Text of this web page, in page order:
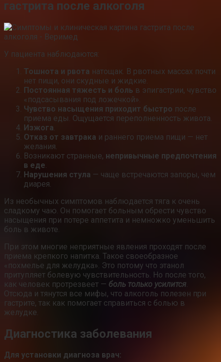
гастрита после алкоголя
У пациента наблюдаются:
Тошнота и рвота натощак. В рвотных массах почти
нет пищи, они скудные и жидкие.
Постоянная тяжесть и боль в эпигастрии, чувство
«подсасывания под ложечкой».
Чувство насыщения приходит быстро после
приема еды. Ощущается переполненность живота.
Изжога
Отказ от завтрака и раннего приема пищи — нет
желания.
Возникают странные, непривычные предпочтения
в еде
Нарушения стула — чаще встречаются запоры, чем
диарея.
Из необычных симптомов наблюдается тяга к очень
сладкому чаю. Он помогает больным обрести чувство
насыщения при потере аппетита и немножко уменьшить
боль в животе.
При этом многие неприятные явления проходят после
приема крепкого напитка. Такое своеобразное
«похмелье для желудка». Это потому что этанол
притупляет болевую чувствительность. Но после того,
как человек протрезвеет — боль только усилится
Отсюда и тянутся все мифы, что алкоголь полезен при
гастрите, так как помогает справиться с болью в
желудке.
Диагностика заболевания
Для установки диагноза врач: